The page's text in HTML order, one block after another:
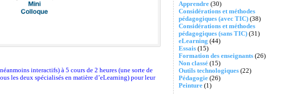
interactifs) à 5 cours de 2 heures (une sorte de
les deux spécialisés en matière d’eLearning) pour leur
Apprendre(30)
Considérations et méthodes
pédagogiques (avec TIC)(38)
Considérations et méthodes
pédagogiques (sans TIC)(31)
eLearning (44)
Essais(15)
Formation des enseignants(26)
Non classé(15)
Outils technologiques(22)
Pédagogie(26)
Peinture(1)